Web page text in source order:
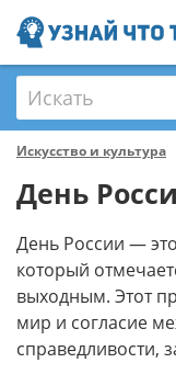
Искать
Искусство и культура
День
День России —
который
выходным. Этот
мир и согласие
справедливости,